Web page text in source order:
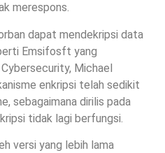
merespons.
dapat mendekripsi data
Emsifosft yang
Michael
enkripsi telah sedikit
sebagaimana dirilis pada
tidak lagi berfungsi.
versi yang lebih lama